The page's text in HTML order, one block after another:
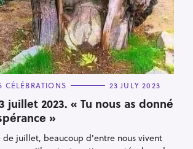
CÉLÉBRATIONS 23 JULY 2023
juillet 2023. « Tu nous as donné
»
de juillet, beaucoup d'entre nous vivent